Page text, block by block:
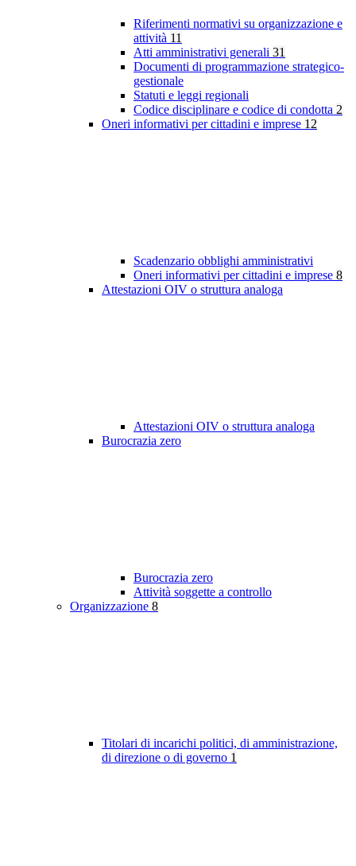
Riferimenti normativi su organizzazione e
attività 11
Atti amministrativi generali 31
Documenti di programmazione strategico-
gestionale
Statuti e leggi regionali
Codice disciplinare e codice di condotta 2
Oneri informativi per cittadini e imprese 12
Scadenzario obblighi amministrativi
Oneri informativi per cittadini e imprese 8
Attestazioni OIV o struttura analoga
Attestazioni OIV o struttura analoga
Burocrazia zero
Burocrazia zero
Attività soggette a controllo
Organizzazione 8
Titolari di incarichi politici, di amministrazione,
di direzione o di governo 1